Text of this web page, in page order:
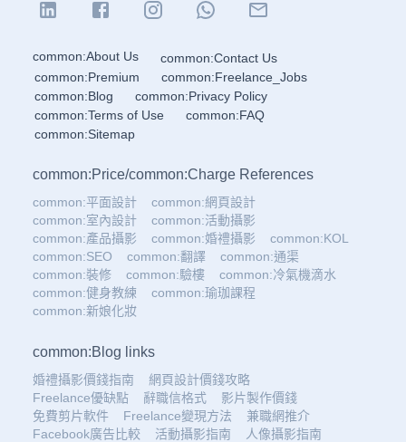
common:About Us
common:Contact Us
common:Premium
common:Freelance_Jobs
common:Blog
common:Privacy Policy
common:Terms of Use
common:FAQ
common:Sitemap
common:Price/common:Charge References
common:平面設計
common:網頁設計
common:室內設計
common:活動攝影
common:產品攝影
common:婚禮攝影
common:KOL
common:SEO
common:翻譯
common:通渠
common:裝修
common:驗樓
common:冷氣機滴水
common:健身教練
common:瑜珈課程
common:新娘化妝
common:Blog links
婚禮攝影價錢指南
網頁設計價錢攻略
Freelance優缺點
辭職信格式
影片製作價錢
免費剪片軟件
Freelance變現方法
兼職網推介
Facebook廣告比較
活動攝影指南
人像攝影指南